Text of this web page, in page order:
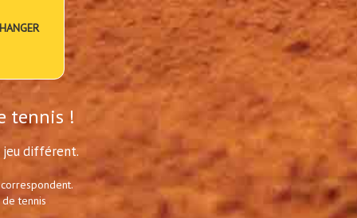
tennis !
jeu différent.
tennis